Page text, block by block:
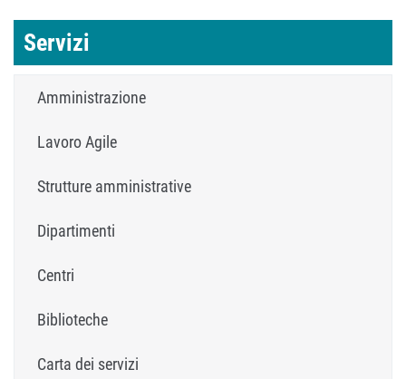
Servizi
Amministrazione
Lavoro Agile
Strutture amministrative
Dipartimenti
Centri
Biblioteche
Carta dei servizi